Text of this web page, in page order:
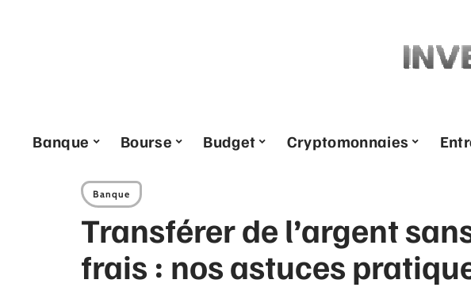
Banque Bourse Budget Cryptomonnaies
Banque
Transférer de l’argent
frais : nos astuces